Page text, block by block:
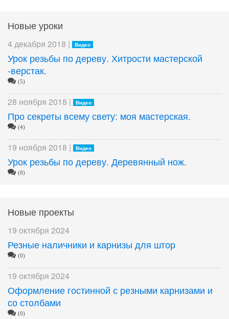
Новые уроки
4 декабря 2018 | Видео
Урок резьбы по дереву. Хитрости мастерской
-верстак.
(5)
28 ноября 2018 | Видео
Про секреты всему свету: моя мастерская.
(4)
19 ноября 2018 | Видео
Урок резьбы по дереву. Деревянный нож.
(0)
Новые проекты
19 октября 2024
Резные наличники и карнизы для штор
(0)
19 октября 2024
Оформление гостинной с резными карнизами и
со столбами
(0)